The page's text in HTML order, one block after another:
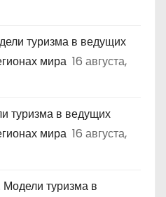
туризма в ведущих
мира 16 августа,
туризма в ведущих
мира 16 августа,
туризма в